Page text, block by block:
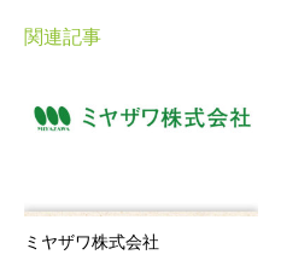
関連記事
ミヤザワ株式会社